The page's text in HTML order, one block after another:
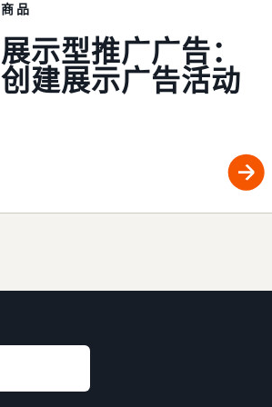
商品
展示型推广广告：
创建展示广告活动